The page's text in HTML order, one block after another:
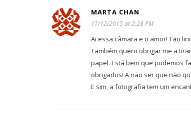
MARTA CHAN
17/12/2015 at 2:28 PM
Ai essa câmara e o amor! Tão
Também quero obrigar me a
papel. Está bem que podemos
obrigados! A não ser que não
E sim, a fotografia tem um